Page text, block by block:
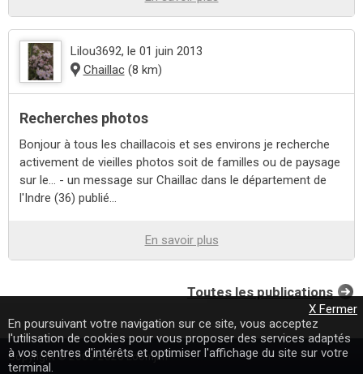
Lilou3692, le 01 juin 2013
Chaillac(8 km)
Recherches photos
Bonjour à tous les chaillacois et ses environs je recherche
activement de vieilles photos soit de familles ou de paysage
sur le... - un message sur Chaillac dans le département de
l'Indre (36) publié...
En savoir plus
Toutes les publications
Copyright © 2009-2020 Loomji.fr
X Fermer
En poursuivant votre navigation sur ce site, vous acceptez
l'utilisation de cookies pour vous proposer des services adaptés
à vos centres d'intérêts et optimiser l'affichage du site sur votre
terminal.